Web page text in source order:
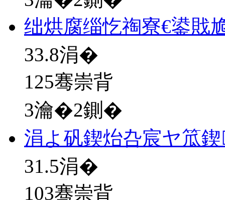
绌烘腐缁忔祹寮€鍙戝
33.8涓�
125骞崇背
3瀹�2鍘�
涓よ矾鍥炲叴宸ヤ笟
31.5涓�
103骞崇背